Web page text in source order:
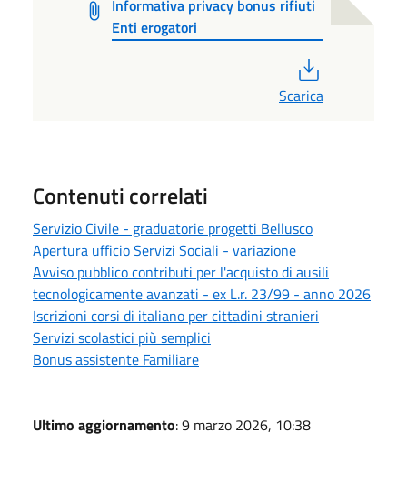
Informativa privacy bonus rifiuti
Enti erogatori
Scarica
Contenuti correlati
Servizio Civile - graduatorie progetti Bellusco
Apertura ufficio Servizi Sociali - variazione
Avviso pubblico contributi per l'acquisto di ausili
tecnologicamente avanzati - ex L.r. 23/99 - anno 2026
Iscrizioni corsi di italiano per cittadini stranieri
Servizi scolastici più semplici
Bonus assistente Familiare
Ultimo aggiornamento: 9 marzo 2026, 10:38